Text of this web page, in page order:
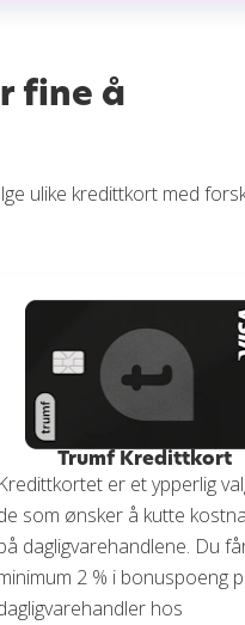
fine å
ulike kredittkort med
Trumf Kredittkort
Kredittkortet er et ypperlig
som ønsker å kutte
dagligvarehandlene. Du
2 % i bonuspoeng
hos